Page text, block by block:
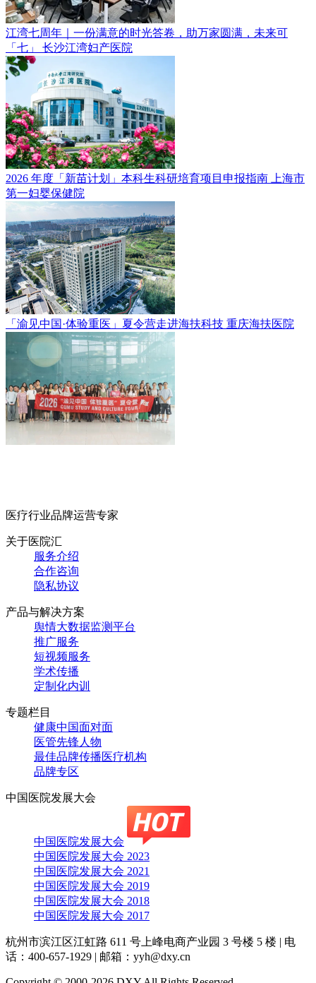
江湾七周年｜一份满意的时光答卷，助万家圆满，未来可
「七」 长沙江湾妇产医院
2026 年度「新苗计划」本科生科研培育项目申报指南
上海市
第一妇婴保健院
「渝见中国·体验重医」夏令营走进海扶科技 重庆海扶医院
医疗行业品牌运营专家
关于医院汇
服务介绍
合作咨询
隐私协议
产品与解决方案
舆情大数据监测平台
推广服务
短视频服务
学术传播
定制化内训
专题栏目
健康中国面对面
医管先锋人物
最佳品牌传播医疗机构
品牌专区
中国医院发展大会
中国医院发展大会
中国医院发展大会 2023
中国医院发展大会 2021
中国医院发展大会 2019
中国医院发展大会 2018
中国医院发展大会 2017
杭州市滨江区江虹路 611 号上峰电商产业园 3 号楼 5 楼 | 电
话：400-657-1929 | 邮箱：yyh@dxy.cn